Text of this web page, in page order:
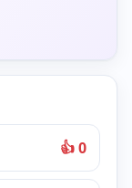
👍 0